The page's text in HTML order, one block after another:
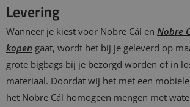
Levering
Wanneer je kiest voor Nobre Cál en Nobre
kopen gaat, wordt het bij je geleverd op
grote bigbags bij je bezorgd worden of in
materiaal. Doordat wij het met een
het Nobre Cál homogeen mengen met